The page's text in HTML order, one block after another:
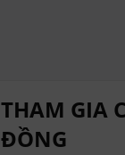
THAM GIA
ĐỒNG